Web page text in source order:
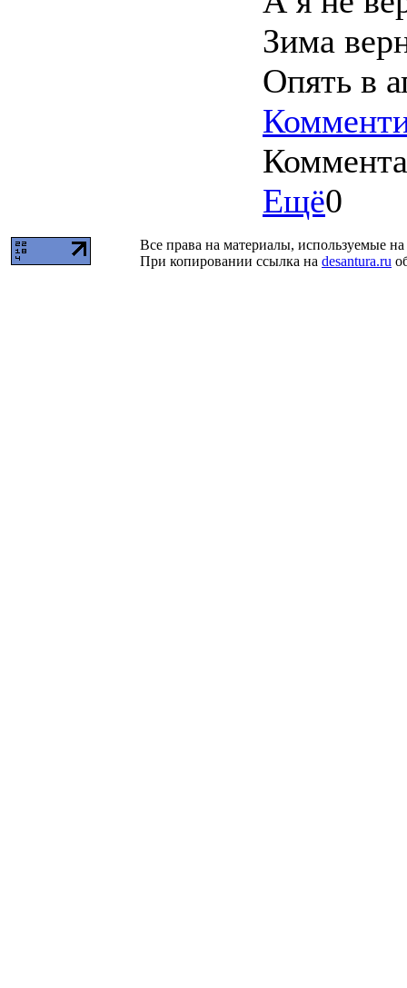
Зима
Опять в
Ещё0
Все права на материалы, используемые
При копировании ссылка на desantura.ru